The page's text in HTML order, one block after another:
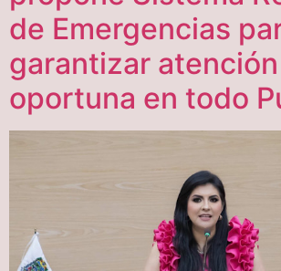
de Emergencias
garantizar atención
oportuna en todo